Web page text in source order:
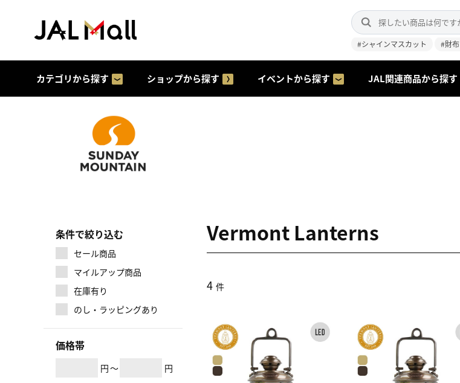
#シャインマスカット #財布
カテゴリから探す ショップから探す イベントから探す JAL関連商品から探す
マイルアップ商品
条件で絞り込む
セール商品
在庫有り
のし・ラッピングあり
価格帯
円～ 円
Vermont Lanterns
4 件